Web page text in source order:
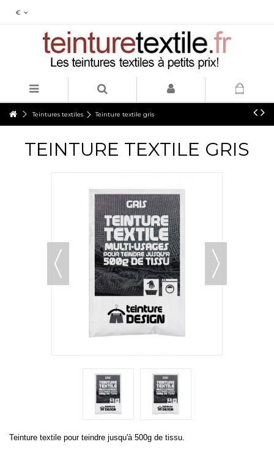
€
Teintures textiles Teinture textile gris
TEINTURE TEXTILE GRIS
Teinture textile pour teindre jusqu'à 500g de tissu.